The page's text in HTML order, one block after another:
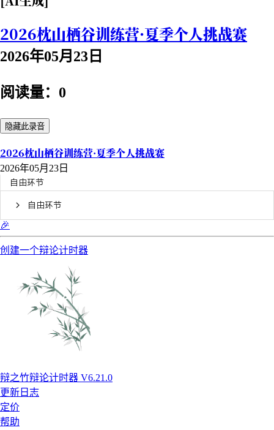
2026枕山栖谷训练营·夏季个人挑战赛
2026年05月23日
阅读量：0
隐藏此录音
2026枕山栖谷训练营·夏季个人挑战赛
2026年05月23日
自由环节
自由环节
🎉
创建一个辩论计时器
辩之竹辩论计时器 V6.21.0
更新日志
定价
帮助